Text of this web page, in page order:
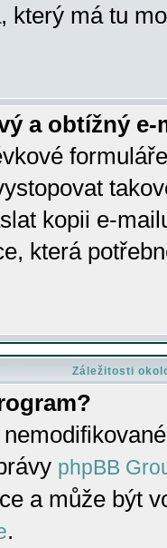
který má tu
a obtížný
kopii e-
která
Záležitosti
phpBB
a může být
.